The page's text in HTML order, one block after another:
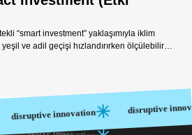
“smart investment” yaklaşımıyla iklim
ve adil geçişi hızlandırırken ölçülebilir
innovation disruptive innovation